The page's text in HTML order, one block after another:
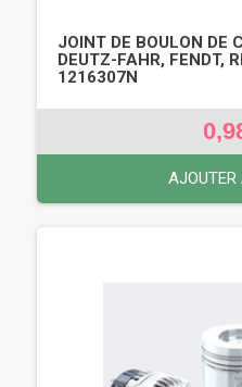
JOINT DE BOULON DE
DEUTZ-FAHR, FENDT,
1216307N
AJOUTER